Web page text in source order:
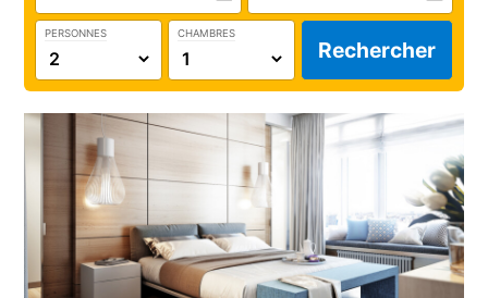
PERSONNES CHAMBRES
Rechercher